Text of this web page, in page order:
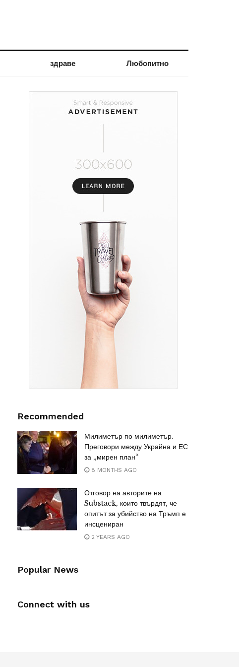
здраве Любопитно
Recommended
Милиметър по милиметър.
Преговори между Украйна и ЕС
за „мирен план“
8 MONTHS AGO
Отговор на авторите на
Substack, които твърдят, че
опитът за убийство на Тръмп е
инсцениран
2 YEARS AGO
Popular News
Connect with us